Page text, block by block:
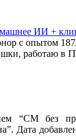
ИИ +
с опытом
работаю в
“СМ без
Дата